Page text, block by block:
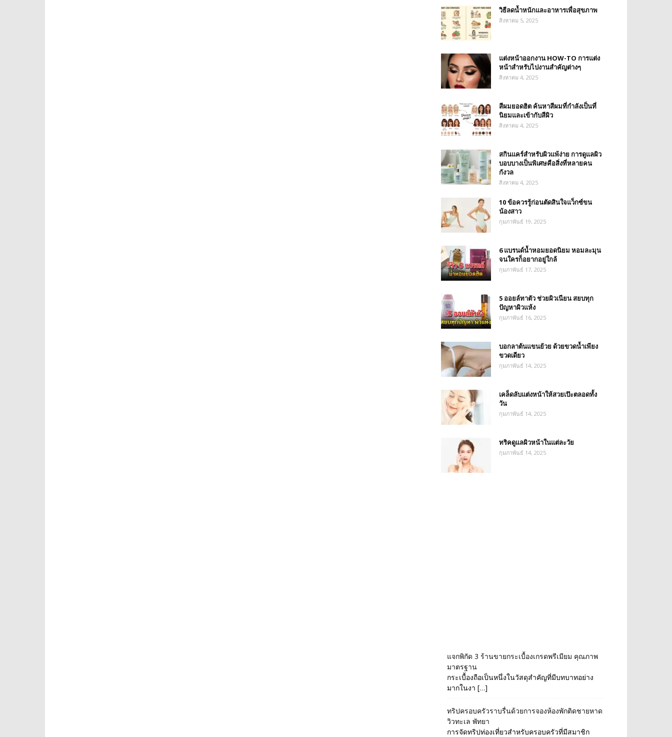
วิธีลดน้ำหนักและอาหารเพื่อสุขภาพ
สิงหาคม 5, 2025
แต่งหน้าออกงาน HOW-TO การแต่ง
หน้าสำหรับไปงานสำคัญต่างๆ
สิงหาคม 4, 2025
สีผมยอดฮิต ค้นหาสีผมที่กำลังเป็นที่
นิยมและเข้ากับสีผิว
สิงหาคม 4, 2025
สกินแคร์สำหรับผิวแพ้ง่าย การดูแลผิว
บอบบางเป็นพิเศษคือสิ่งที่หลายคน
กังวล
สิงหาคม 4, 2025
10 ข้อควรรู้ก่อนตัดสินใจแว็กซ์ขน
น้องสาว
กุมภาพันธ์ 19, 2025
6 แบรนด์น้ำหอมยอดนิยม หอมละมุน
จนใครก็อยากอยู่ใกล้
กุมภาพันธ์ 17, 2025
5 ออยล์ทาตัว ช่วยผิวเนียน สยบทุก
ปัญหาผิวแห้ง
กุมภาพันธ์ 16, 2025
บอกลาต้นแขนย้วย ด้วยขวดน้ำเพียง
ขวดเดียว
กุมภาพันธ์ 14, 2025
เคล็ดลับแต่งหน้าให้สวยเป๊ะตลอดทั้ง
วัน
กุมภาพันธ์ 14, 2025
ทริคดูแลผิวหน้าในแต่ละวัย
กุมภาพันธ์ 14, 2025
แจกพิกัด 3 ร้านขายกระเบื้องเกรดพรีเมียม คุณภาพ
มาตรฐาน
กระเบื้องถือเป็นหนึ่งในวัสดุสำคัญที่มีบทบาทอย่าง
มากในงา […]
ทริปครอบครัวราบรื่นด้วยการจองห้องพักติดชายหาด
วิวทะเล พัทยา
การจัดทริปท่องเที่ยวสำหรับครอบครัวที่มีสมาชิก